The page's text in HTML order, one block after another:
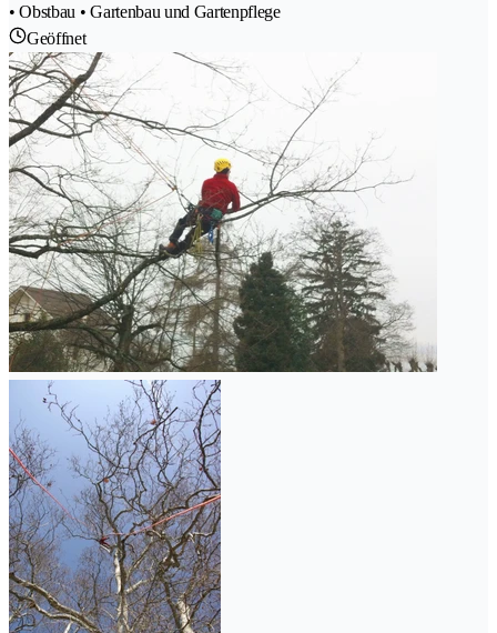
• Obstbau • Gartenbau und Gartenpflege
Geöffnet